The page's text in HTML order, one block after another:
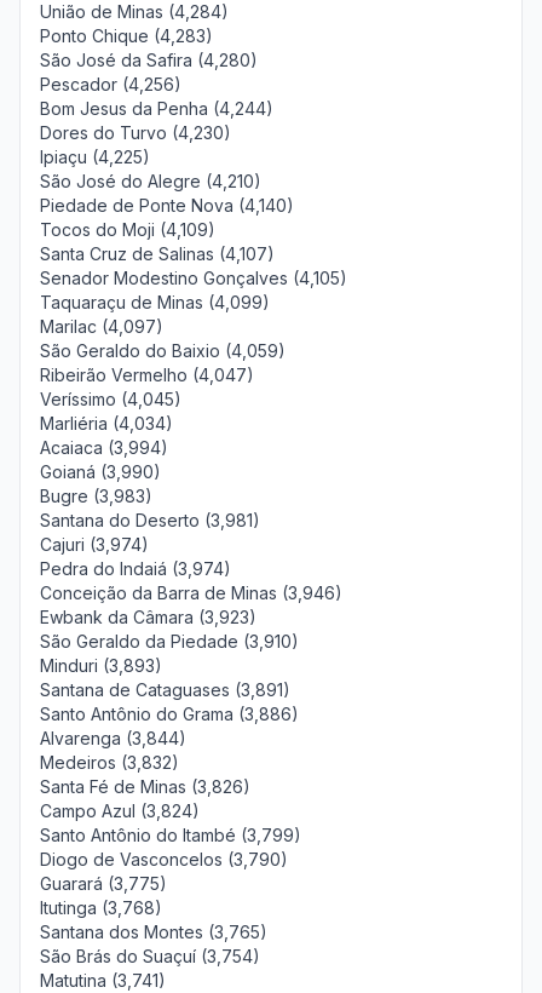
União de Minas (4,284)
Ponto Chique (4,283)
São José da Safira (4,280)
Pescador (4,256)
Bom Jesus da Penha (4,244)
Dores do Turvo (4,230)
Ipiaçu (4,225)
São José do Alegre (4,210)
Piedade de Ponte Nova (4,140)
Tocos do Moji (4,109)
Santa Cruz de Salinas (4,107)
Senador Modestino Gonçalves (4,105)
Taquaraçu de Minas (4,099)
Marilac (4,097)
São Geraldo do Baixio (4,059)
Ribeirão Vermelho (4,047)
Veríssimo (4,045)
Marliéria (4,034)
Acaiaca (3,994)
Goianá (3,990)
Bugre (3,983)
Santana do Deserto (3,981)
Cajuri (3,974)
Pedra do Indaiá (3,974)
Conceição da Barra de Minas (3,946)
Ewbank da Câmara (3,923)
São Geraldo da Piedade (3,910)
Minduri (3,893)
Santana de Cataguases (3,891)
Santo Antônio do Grama (3,886)
Alvarenga (3,844)
Medeiros (3,832)
Santa Fé de Minas (3,826)
Campo Azul (3,824)
Santo Antônio do Itambé (3,799)
Diogo de Vasconcelos (3,790)
Guarará (3,775)
Itutinga (3,768)
Santana dos Montes (3,765)
São Brás do Suaçuí (3,754)
Matutina (3,741)